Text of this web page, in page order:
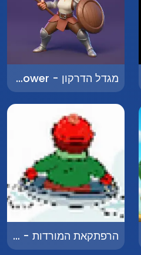
מגדל הדרקון - Dragon Tower
הרפתקאת המורדות - Downhill Adventure